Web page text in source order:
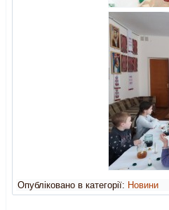
Опубліковано в категорії: Новини